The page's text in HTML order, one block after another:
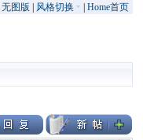
无图版 风格切换 Home首页